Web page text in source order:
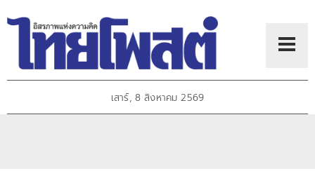
เสาร์, 8 สิงหาคม 2569